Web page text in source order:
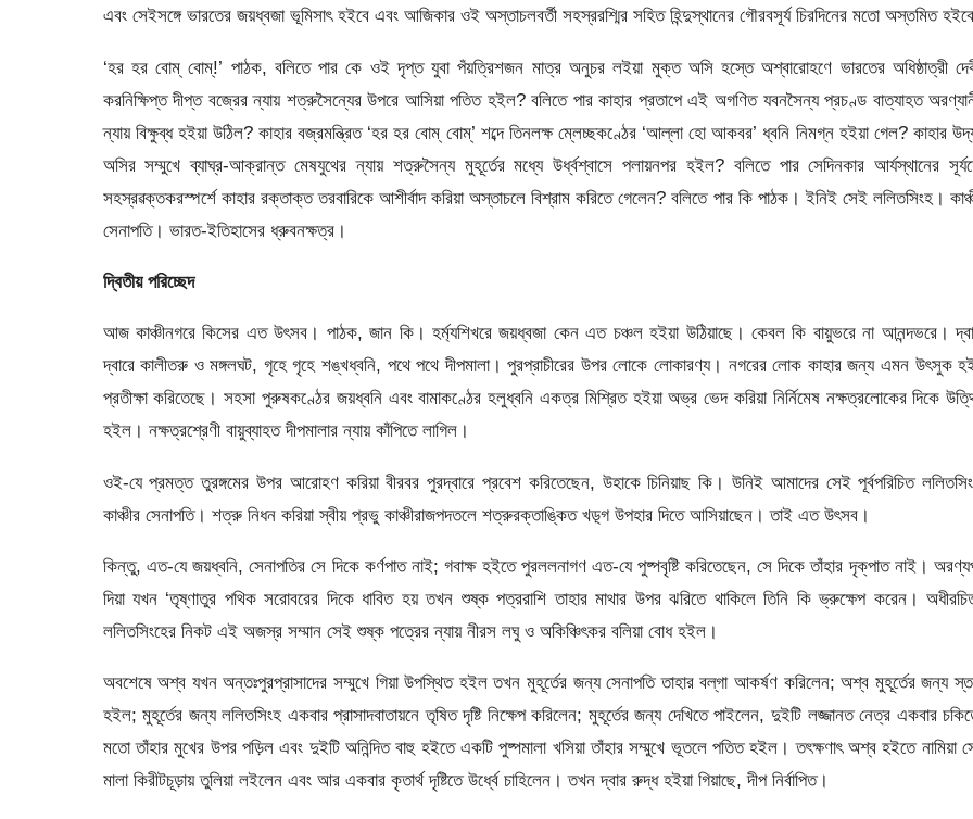
এবং সেইসঙ্গে ভারতের জয়ধ্বজা ভূমিসাৎ হইবে এবং আজিকার ওই অস্তাচলবর্তী সহস্ররশ্মির সহিত হিন্দুস্থানের গৌরবসূর্য চিরদিনের মতাে অস্তমিত
‘হর হর বােম্ বোম্‌!’ পাঠক, বলিতে পার কে ওই দৃপ্ত যুবা পঁয়ত্রিশজন মাত্র অনুচর লইয়া মুক্ত অসি হস্তে অশ্বারােহণে ভারতের অধিষ্ঠাত্রী
করনিক্ষিপ্ত দীপ্ত বজ্রের ন্যায় শত্রুসৈন্যের উপরে আসিয়া পতিত হইল? বলিতে পার কাহার প্রতাপে এই অগণিত যবনসৈন্য প্রচণ্ড বাত্যাহত
ন্যায় বিক্ষুব্ধ হইয়া উঠিল? কাহার বজ্রমন্ত্রিত ‘হর হর বােম্ বােম্’ শব্দে তিনলক্ষ ম্লেচ্ছকণ্ঠের ‘আল্লা হাে আকবর’ ধ্বনি নিমগ্ন হইয়া গেল? কাহার
অসির সম্মুখে ব্যাঘ্র-আক্রান্ত মেষযুথের ন্যায় শত্রুসৈন্য মুহূর্তের মধ্যে উর্ধ্বশ্বাসে পলায়নপর হইল? বলিতে পার সেদিনকার আর্যস্থানের
সহস্রৱক্তকরস্পর্শে কাহার রক্তাক্ত তরবারিকে আশীর্বাদ করিয়া অস্তাচলে বিশ্রাম করিতে গেলেন? বলিতে পার কি পাঠক। ইনিই সেই ললিতসিংহ।
সেনাপতি। ভারত-ইতিহাসের ধ্রুবনক্ষত্র।
দ্বিতীয় পরিচ্ছেদ
আজ কাঞ্চীনগরে কিসের এত উৎসব। পাঠক, জান কি। হর্ম্যশিখরে জয়ধ্বজা কেন এত চঞ্চল হইয়া উঠিয়াছে। কেবল কি বায়ুভরে না আনন্দভরে।
দ্বারে কালীতরু ও মঙ্গলঘট, গৃহে গৃহে শঙ্খধ্বনি, পথে পথে দীপমালা।পুরপ্রাচীরের উপর লােকে লােকারণ্য। নগরের লােক কাহার জন্য এমন উৎসুক
প্রতীক্ষা করিতেছে। সহসা পুরুষকণ্ঠের জয়ধ্বনি এবং বামাকণ্ঠের হলুধ্বনি একত্র মিশ্রিত হইয়া অভ্র ভেদ করিয়া নির্নিমেষ নক্ষত্রলােকের দিকে
হইল। নক্ষত্রশ্রেণী বায়ুব্যাহত দীপমালার ন্যায় কাঁপিতে লাগিল।
ওই-যে প্রমত্ত তুরঙ্গমের উপর আরােহণ করিয়া বীরবর পুরদ্বারে প্রবেশ করিতেছেন, উহাকে চিনিয়াছ কি। উনিই আমাদের সেই পূর্বপরিচিত
কাঞ্চীর সেনাপতি। শত্রু নিধন করিয়া স্বীয় প্রভু কাঞ্চীরাজপদতলে শত্রুরক্তাঙ্কিত খড়্গ উপহার দিতে আসিয়াছেন। তাই এত উৎসব।
কিন্তু, এত-যে জয়ধ্বনি, সেনাপতির সে দিকে কর্ণপাত নাই; গবাক্ষ হইতে পুরললনাগণ এত-যে পুষ্পবৃষ্টি করিতেছেন, সে দিকে তাঁহার দৃক্‌পাত নাই।
দিয়া যখন ‘তৃষ্ণাতুর পথিক সরােবরের দিকে ধাবিত হয় তখন শুষ্ক পত্ররাশি তাহার মাথার উপর ঝরিতে থাকিলে তিনি কি ভ্রুক্ষেপ করেন।
ললিতসিংহের নিকট এই অজস্র সম্মান সেই শুষ্ক পত্রের ন্যায় নীরস লঘু ও অকিঞ্চিৎকর বলিয়া বােধ হইল।
অবশেষে অশ্ব যখন অন্তঃপুরপ্রাসাদের সম্মুখে গিয়া উপস্থিত হইল তখন মুহূর্তের জন্য সেনাপতি তাহার বল্‌গা আকর্ষণ করিলেন; অশ্ব মুহূর্তের জন্য
হইল; মুহূর্তের জন্য ললিতসিংহ একবার প্রাসাদবাতায়নে তৃষিত দৃষ্টি নিক্ষেপ করিলেন; মুহূর্তের জন্য দেখিতে পাইলেন, দুইটি লজ্জানত নেত্র একবার
মতো তাঁহার মুখের উপর পড়িল এবং দুইটি অনিন্দিত বাহু হইতে একটি পুষ্পমালা খসিয়া তাঁহার সম্মুখে ভূতলে পতিত হইল। তৎক্ষণাৎ অশ্ব হইতে নামিয়া
মালা কিরীটচূড়ায় তুলিয়া লইলেন এবং আর একবার কৃতার্থ দৃষ্টিতে উর্ধ্বে চাহিলেন। তখন দ্বার রুদ্ধ হইয়া গিয়াছে, দীপ নির্বাপিত।